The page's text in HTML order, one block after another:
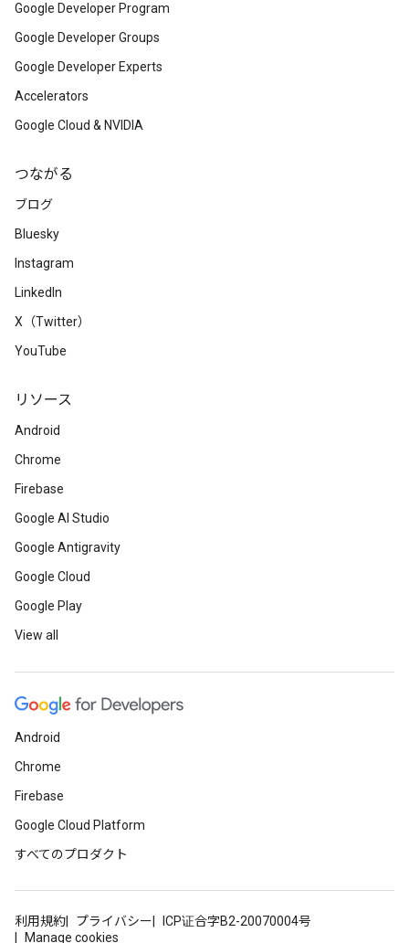
Google Developer Program
Google Developer Groups
Google Developer Experts
Accelerators
Google Cloud & NVIDIA
つながる
ブログ
Bluesky
Instagram
LinkedIn
X（Twitter）
YouTube
リソース
Android
Chrome
Firebase
Google AI Studio
Google Antigravity
Google Cloud
Google Play
View all
Android
Chrome
Firebase
Google Cloud Platform
すべてのプロダクト
利用規約 プライバシー
ICP证合字B2-20070004号
Manage cookies